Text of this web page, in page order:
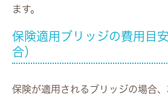
ます。
保険適用ブリッジの費用目
合）
保険が適用されるブリッジの場合